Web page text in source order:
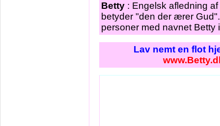
Betty : Engelsk afledning
betyder "den der ærer
personer med navnet Betty
Lav nemt en flot